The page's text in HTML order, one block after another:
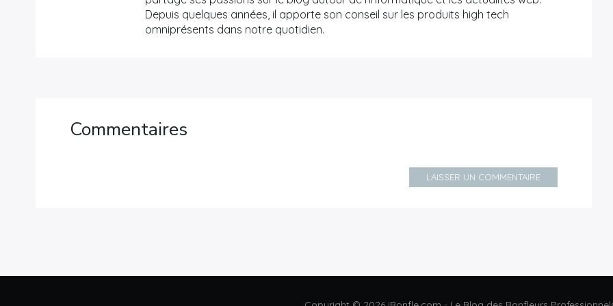
Depuis quelques années, il apporte son conseil sur les produits high tech
omniprésents dans notre quotidien.
Commentaires
LAISSER UN COMMENTAIRE